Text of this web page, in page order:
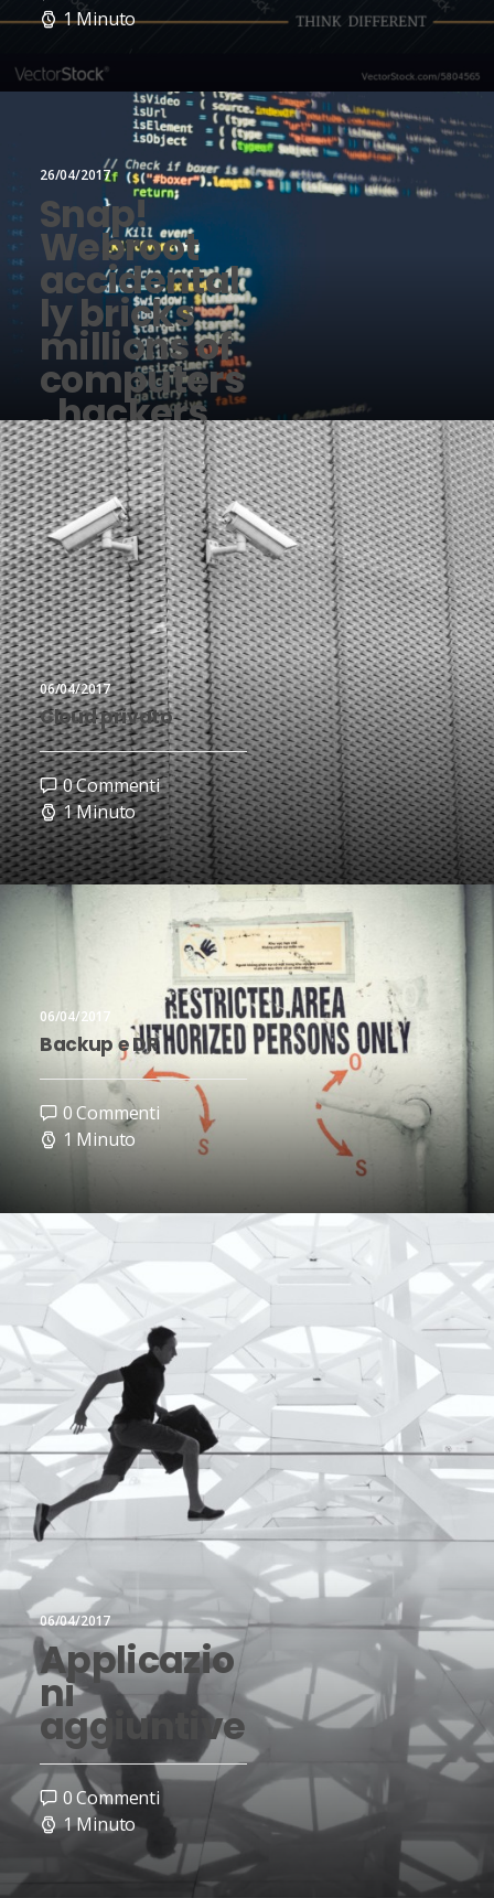
1 Minuto
26/04/2017
Snap!
Webroot
accidental
ly bricks
millions of
computers
, hackers
hit
HipChat
0 Commenti
7 Minuti
06/04/2017
Cloud privato
0 Commenti
1 Minuto
06/04/2017
Backup e DR
0 Commenti
1 Minuto
06/04/2017
Applicazio
ni
aggiuntive
0 Commenti
1 Minuto